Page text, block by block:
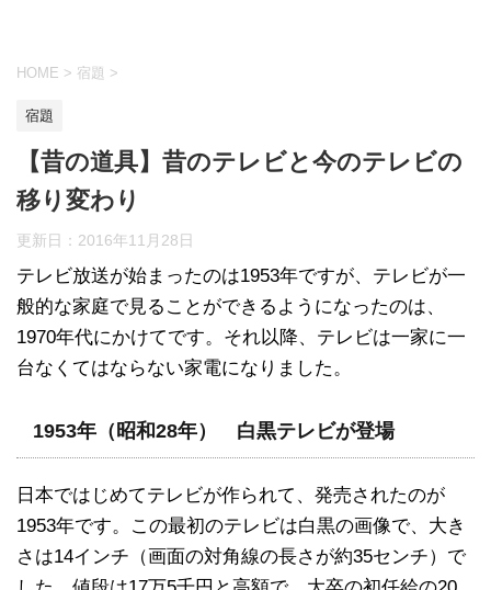
HOME > 宿題 >
宿題
【昔の道具】昔のテレビと今のテレビの
移り変わり
更新日： 2016年11月28日
テレビ放送が始まったのは1953年ですが、テレビが一
般的な家庭で見ることができるようになったのは、
1970年代にかけてです。それ以降、テレビは一家に一
台なくてはならない家電になりました。
1953年（昭和28年） 白黒テレビが登場
日本ではじめてテレビが作られて、発売されたのが
1953年です。この最初のテレビは白黒の画像で、大き
さは14インチ（画面の対角線の長さが約35センチ）で